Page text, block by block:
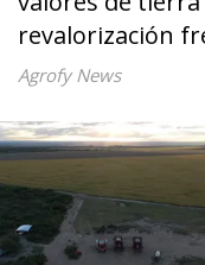
revalorización
Agrofy News